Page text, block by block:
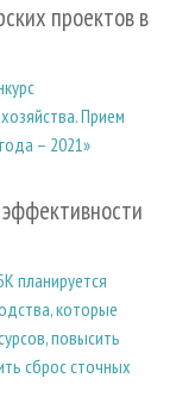
проектов в
Прием
– 2021»
планируется
которые
повысить
сброс сточных